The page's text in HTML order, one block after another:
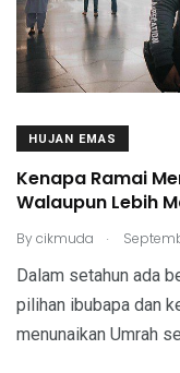
HUJAN EMAS
Kenapa Ramai
Walaupun Lebih
Bycikmuda .
Dalam setahun ada
pilihan ibubapa dan
menunaikan Umrah